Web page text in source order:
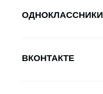
ОДНОКЛАССНИКИ
ВКОНТАКТЕ